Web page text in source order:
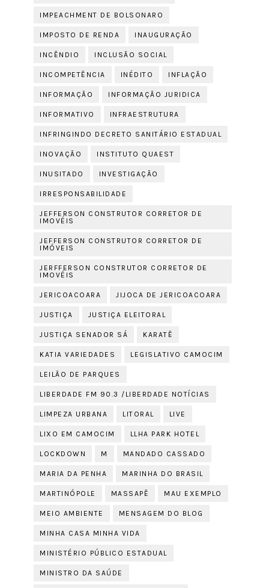
IMPEACHMENT DE BOLSONARO
IMPOSTO DE RENDA INAUGURAÇÃO
INCÊNDIO INCLUSÃO SOCIAL
INCOMPETÊNCIA INÉDITO INFLAÇÃO
INFORMAÇÃO INFORMAÇÃO JURIDICA
INFORMATIVO INFRAESTRUTURA
INFRINGINDO DECRETO SANITÁRIO ESTADUAL
INOVAÇÃO INSTITUTO QUAEST
INUSITADO INVESTIGAÇÃO
IRRESPONSABILIDADE
JEFFERSON CONSTRUTOR CORRETOR DE
IMOVÉIS
JEFFERSON CONSTRUTOR CORRETOR DE
IMÓVEIS
JERFFERSON CONSTRUTOR CORRETOR DE
IMOVÉIS
JERICOACOARA JIJOCA DE JERICOACOARA
JUSTIÇA JUSTIÇA ELEITORAL
JUSTIÇA SENADOR SÁ KARATÊ
KATIA VARIEDADES LEGISLATIVO CAMOCIM
LEILÃO DE PARQUES
LIBERDADE FM 90.3 /LIBERDADE NOTÍCIAS
LIMPEZA URBANA LITORAL LIVE
LIXO EM CAMOCIM LLHA PARK HOTEL
LOCKDOWN M MANDADO CASSADO
MARIA DA PENHA MARINHA DO BRASIL
MARTINÓPOLE MASSAPÊ MAU EXEMPLO
MEIO AMBIENTE MENSAGEM DO BLOG
MINHA CASA MINHA VIDA
MINISTÉRIO PÚBLICO ESTADUAL
MINISTRO DA SAÚDE